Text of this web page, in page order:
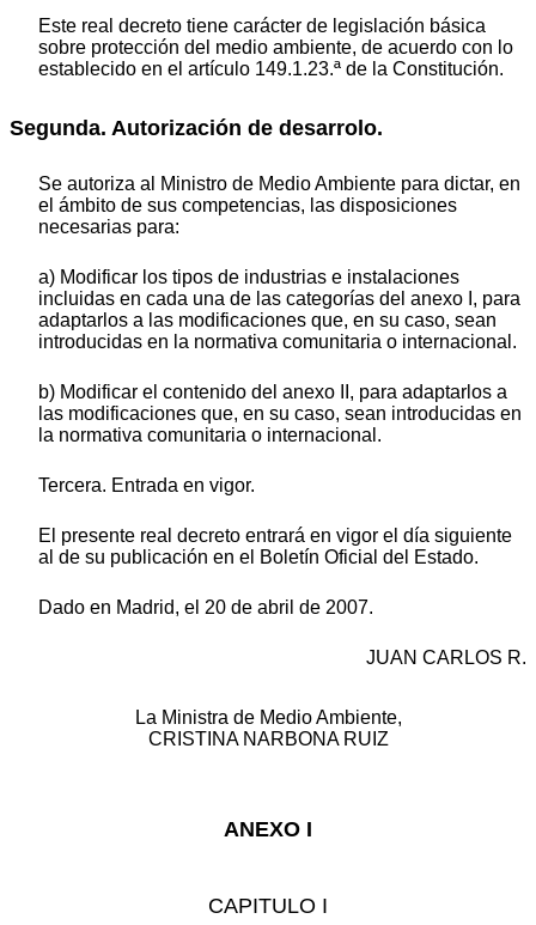
Este real decreto tiene carácter de legislación básica
sobre protección del medio ambiente, de acuerdo con lo
establecido en el artículo 149.1.23.ª de la Constitución.
Segunda. Autorización de desarrolo.
Se autoriza al Ministro de Medio Ambiente para dictar, en
el ámbito de sus competencias, las disposiciones
necesarias para:
a) Modificar los tipos de industrias e instalaciones
incluidas en cada una de las categorías del anexo I, para
adaptarlos a las modificaciones que, en su caso, sean
introducidas en la normativa comunitaria o internacional.
b) Modificar el contenido del anexo II, para adaptarlos a
las modificaciones que, en su caso, sean introducidas en
la normativa comunitaria o internacional.
Tercera. Entrada en vigor.
El presente real decreto entrará en vigor el día siguiente
al de su publicación en el Boletín Oficial del Estado.
Dado en Madrid, el 20 de abril de 2007.
JUAN CARLOS R.
La Ministra de Medio Ambiente,
CRISTINA NARBONA RUIZ
ANEXO I
CAPITULO I